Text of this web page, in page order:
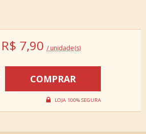
R$ 7,90 / unidade(s)